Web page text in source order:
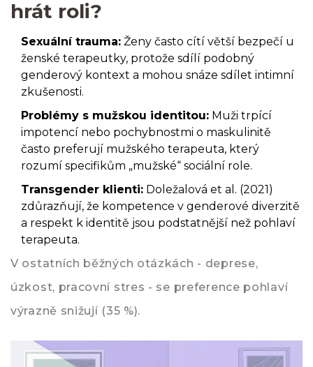
hrát roli?
Sexuální trauma: Ženy často cítí větší bezpečí u
ženské terapeutky, protože sdílí podobný
genderový kontext a mohou snáze sdílet intimní
zkušenosti.
Problémy s mužskou identitou: Muži trpící
impotencí nebo pochybnostmi o maskulinitě
často preferují mužského terapeuta, který
rozumí specifikům „mužské“ sociální role.
Transgender klienti: Doležalová et al. (2021)
zdůrazňují, že kompetence v genderové diverzitě
a respekt k identitě jsou podstatnější než pohlaví
terapeuta.
V ostatních běžných otázkách - deprese,
úzkost, pracovní stres - se preference pohlaví
výrazně snižují (35 %).